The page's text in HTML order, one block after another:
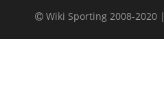
Wiki Sporting 2008-2020 |